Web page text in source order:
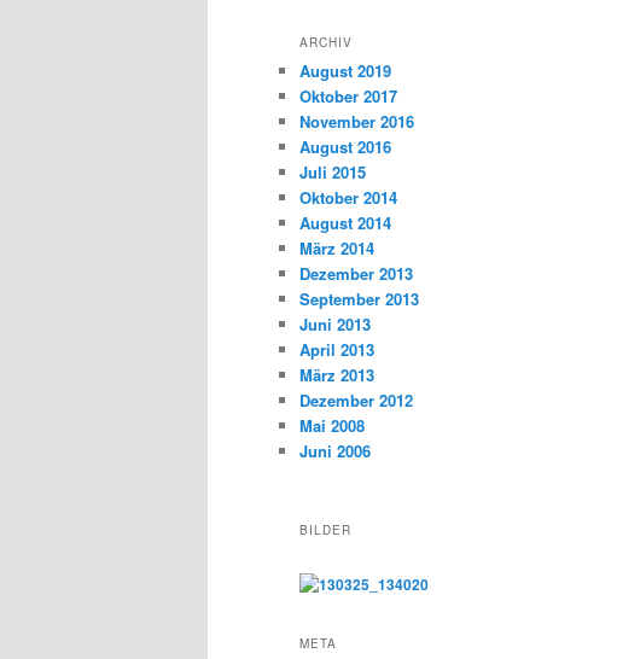
ARCHIV
August 2019
Oktober 2017
November 2016
August 2016
Juli 2015
Oktober 2014
August 2014
März 2014
Dezember 2013
September 2013
Juni 2013
April 2013
März 2013
Dezember 2012
Mai 2008
Juni 2006
BILDER
META